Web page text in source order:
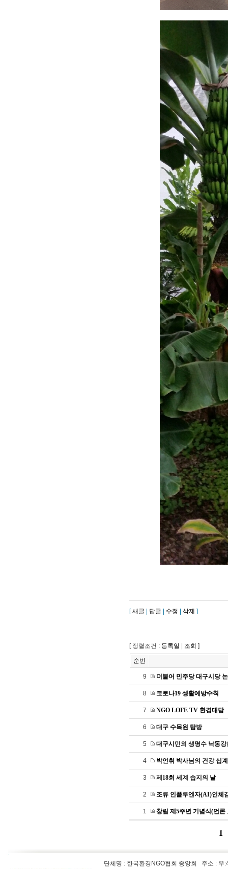
[새글 답글 수정 삭제 ]
[ 정렬조건 : 등록일 조회 ]
순번
9 더불어 민주당 대구시당
8 코로나19 셍활예방수칙
7 NGO LOFE TV 환경대담
6 대구 수목원 탐방
5 대구시민의 생명수 낙동
4 박언휘 박사님의 건강 십
3 제18회 세계 습지의 날
2 조류 인플루엔자(AI)인체
1 창립 제5주년 기념식(언론
1
단체명 : 한국환경NGO협회 중앙회 주소 : 우